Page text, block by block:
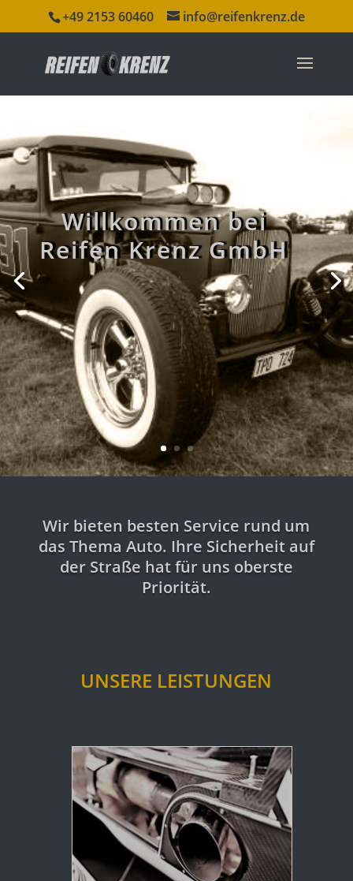
+49 2153 60460 info@reifenkrenz.de
Willkommen bei
Reifen Krenz GmbH
Wir bieten besten Service rund um
das Thema Auto. Ihre Sicherheit auf
der Straße hat für uns oberste
Priorität.
UNSERE LEISTUNGEN